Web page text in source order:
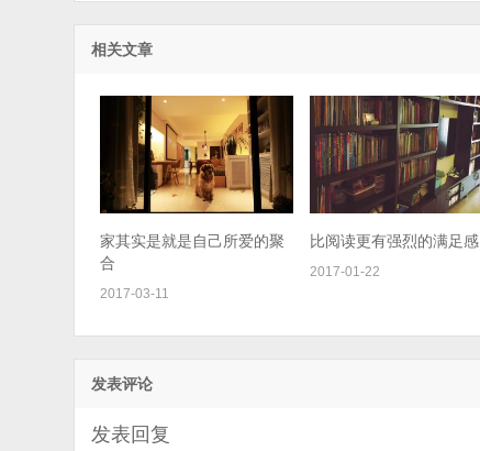
相关文章
家其实是就是自己所爱的聚
合
2017-03-11
比阅读更有强烈的满足感
2017-01-22
发表评论
发表回复